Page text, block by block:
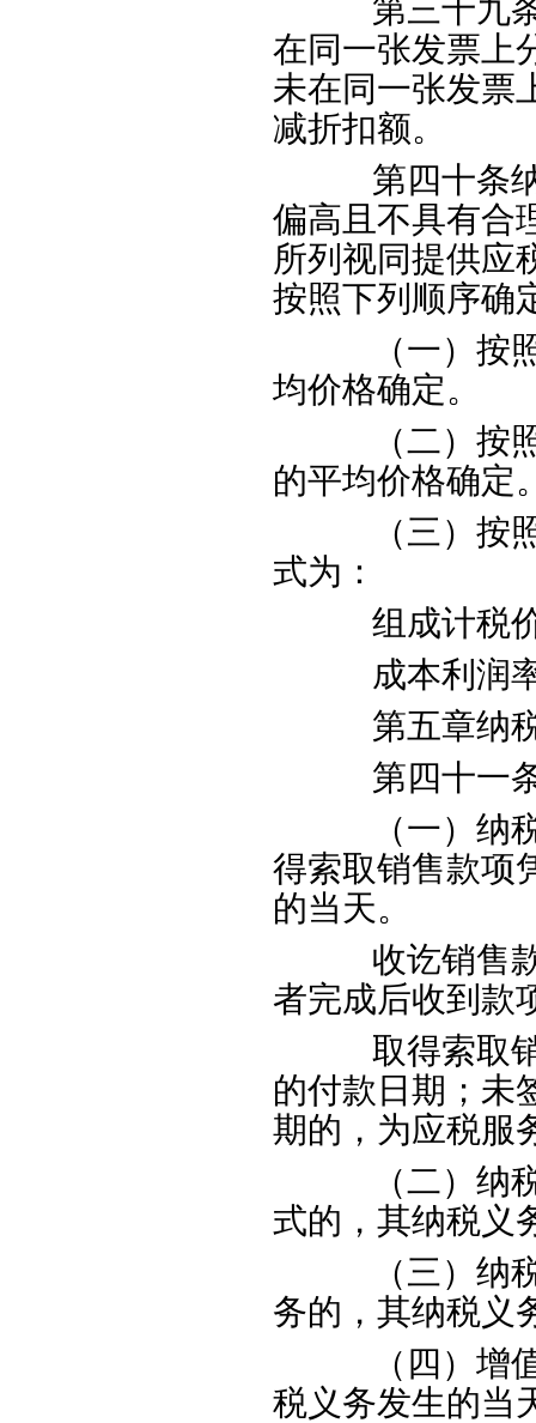
第三十九条
在同一张发票上
未在同一张发票
减折扣额。
第四十条纳
偏高且不具有合
所列视同提供应
按照下列顺序确
（一）按照
均价格确定。
（二）按照
的平均价格确定
（三）按照
式为：
组成计税
成本利润率
第五章纳税
第四十一条
（一）纳税
得索取销售款项
的当天。
收讫销售款
者完成后收到款
取得索取销
的付款日期；未
期的，为应税服
（二）纳税
式的，其纳税义
（三）纳税
务的，其纳税义
（四）增值
税义务发生的当